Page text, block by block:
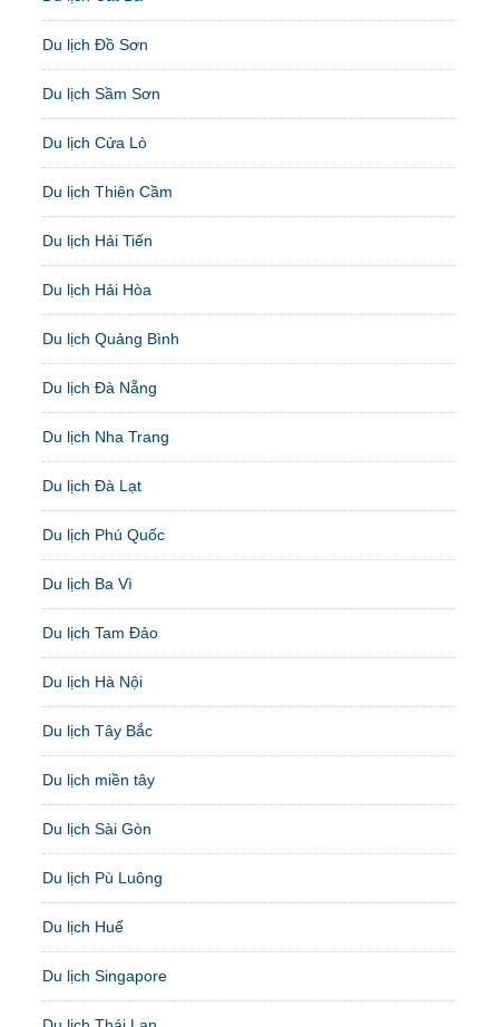
Du lịch Đồ Sơn
Du lịch Sầm Sơn
Du lịch Cửa Lò
Du lịch Thiên Cầm
Du lịch Hải Tiến
Du lịch Hải Hòa
Du lịch Quảng Bình
Du lịch Đà Nẵng
Du lịch Nha Trang
Du lịch Đà Lạt
Du lịch Phú Quốc
Du lịch Ba Vì
Du lịch Tam Đảo
Du lịch Hà Nội
Du lịch Tây Bắc
Du lịch miền tây
Du lịch Sài Gòn
Du lịch Pù Luông
Du lịch Huế
Du lịch Singapore